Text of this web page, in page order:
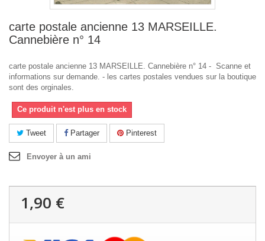
carte postale ancienne 13 MARSEILLE.
Cannebière n° 14
carte postale ancienne 13 MARSEILLE. Cannebière n° 14 - Scanne et
informations sur demande. - les cartes postales vendues sur la boutique
sont des orginales.
Ce produit n'est plus en stock
Tweet Partager Pinterest
Envoyer à un ami
1,90 €